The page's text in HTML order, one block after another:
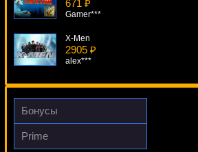
671 ₽
Gamer***
X-Men
2905 ₽
alex***
Frankenslot's Monster
896 ₽
Бонусы
Prime
Finn And The Swirly Spin